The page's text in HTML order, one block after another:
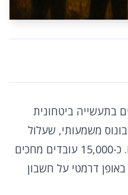
בתעשייה ביטחונית
משמעותי, שעלול
להגיע לסכומים של מיליארדים. כ-15,000 עובדים מחכים
דרמטי על חשבון